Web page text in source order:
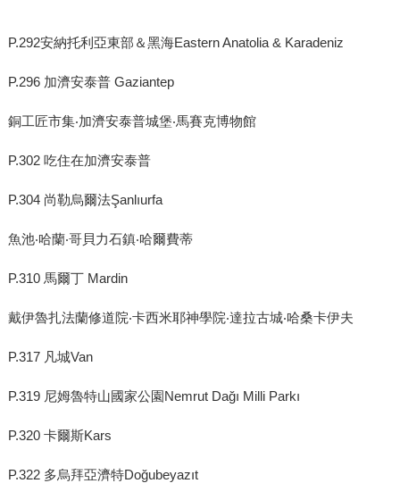
P.292安納托利亞東部＆黑海Eastern Anatolia & Karadeniz
P.296 加濟安泰普 Gaziantep
銅工匠市集‧加濟安泰普城堡‧馬賽克博物館
P.302 吃住在加濟安泰普
P.304 尚勒烏爾法Şanlıurfa
魚池‧哈蘭‧哥貝力石鎮‧哈爾費蒂
P.310 馬爾丁 Mardin
戴伊魯扎法蘭修道院‧卡西米耶神學院‧達拉古城‧哈桑卡伊夫
P.317 凡城Van
P.319 尼姆魯特山國家公園Nemrut Dağı Milli Parkı
P.320 卡爾斯Kars
P.322 多烏拜亞濟特Doğubeyazıt